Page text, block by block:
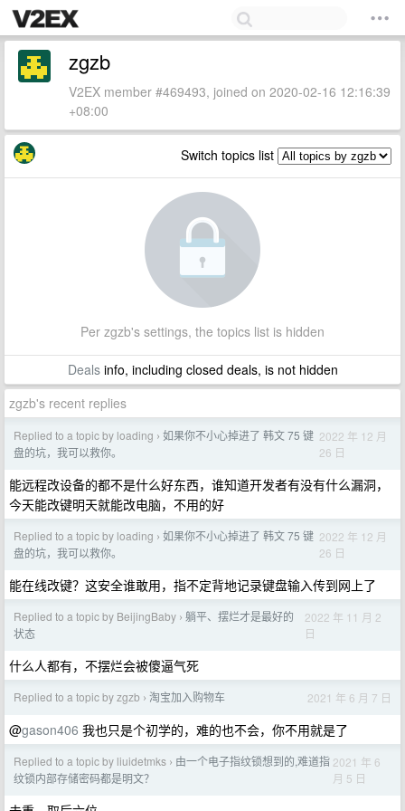
zgzb
V2EX member #469493, joined on 2020-02-16 12:16:39
+08:00
Switch topics list
Per zgzb's settings, the topics list is hidden
Dealsinfo, including closed deals, is not hidden
zgzb's recent replies
Replied to a topic by loading › 如果你不小心掉进了 韩文 75 键
盘的坑，我可以救你。
2022 年 12 月
26 日
能远程改设备的都不是什么好东西，谁知道开发者有没有什么漏洞，
今天能改键明天就能改电脑，不用的好
Replied to a topic by loading › 如果你不小心掉进了 韩文 75 键
盘的坑，我可以救你。
2022 年 12 月
26 日
能在线改键？这安全谁敢用，指不定背地记录键盘输入传到网上了
Replied to a topic by BeijingBaby › 躺平、摆烂才是最好的
状态
2022 年 11 月 2
日
什么人都有，不摆烂会被傻逼气死
Replied to a topic by zgzb › 淘宝加入购物车 2021 年 6 月 7 日
@gason406 我也只是个初学的，难的也不会，你不用就是了
Replied to a topic by liuidetmks › 由一个电子指纹锁想到的,难道指
纹锁内部存储密码都是明文？
2021 年 6
月 5 日